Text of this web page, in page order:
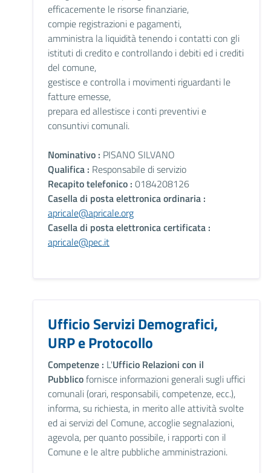
efficacemente le risorse finanziarie,
compie registrazioni e pagamenti,
amministra la liquidità tenendo i contatti con gli
istituti di credito e controllando i debiti ed i crediti
del comune,
gestisce e controlla i movimenti riguardanti le
fatture emesse,
prepara ed allestisce i conti preventivi e
consuntivi comunali.
Nominativo : PISANO SILVANO
Qualifica : Responsabile di servizio
Recapito telefonico : 0184208126
Casella di posta elettronica ordinaria :
apricale@apricale.org
Casella di posta elettronica certificata :
apricale@pec.it
Ufficio Servizi Demografici,
URP e Protocollo
Competenze : L'Ufficio Relazioni con il
Pubblicofornisce informazioni generali sugli uffici
comunali (orari, responsabili, competenze, ecc.),
informa, su richiesta, in merito alle attività svolte
ed ai servizi del Comune, accoglie segnalazioni,
agevola, per quanto possibile, i rapporti con il
Comune e le altre pubbliche amministrazioni.